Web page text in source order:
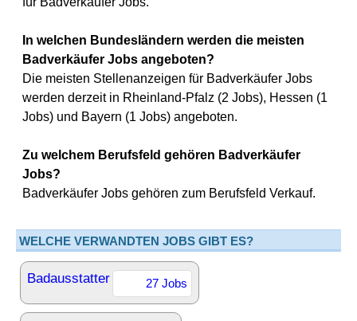
In welchen Bundesländern werden die meisten
Badverkäufer Jobs angeboten?
Die meisten Stellenanzeigen für Badverkäufer Jobs
werden derzeit in Rheinland-Pfalz (2 Jobs), Hessen (1
Jobs) und Bayern (1 Jobs) angeboten.
Zu welchem Berufsfeld gehören Badverkäufer
Jobs?
Badverkäufer Jobs gehören zum Berufsfeld Verkauf.
WELCHE VERWANDTEN JOBS GIBT ES?
Badausstatter 27 Jobs